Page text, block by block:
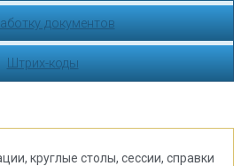
документов
Штрих-коды
круглые столы, сессии, справки